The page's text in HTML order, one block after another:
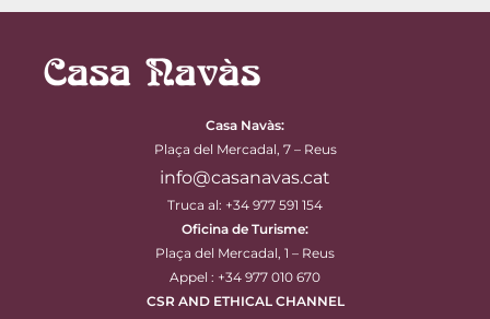
Casa Navàs:
Plaça del Mercadal, 7 – Reus
info@casanavas.cat
Truca al: +34 977 591 154
Oficina de Turisme:
Plaça del Mercadal, 1 – Reus
Appel : +34 977 010 670
CSR AND ETHICAL CHANNEL